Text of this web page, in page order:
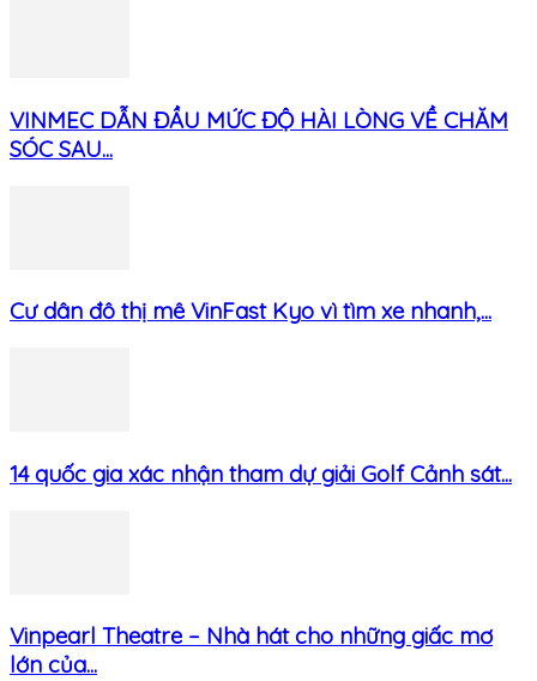
VINMEC DẪN ĐẦU MỨC ĐỘ HÀI LÒNG VỀ CHĂM
SÓC SAU...
Cư dân đô thị mê VinFast Kyo vì tìm xe nhanh,...
14 quốc gia xác nhận tham dự giải Golf Cảnh sát...
Vinpearl Theatre – Nhà hát cho những giấc mơ
lớn của...